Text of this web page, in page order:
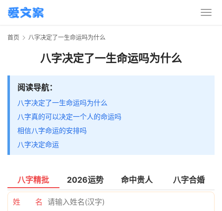
首页 八字决定了一生命运吗为什么
八字决定了一生命运吗为什么
阅读导航：
八字决定了一生命运吗为什么
八字真的可以决定一个人的命运吗
相信八字命运的安排吗
八字决定命运
八字精批 2026运势 命中贵人 八字合婚
姓 名